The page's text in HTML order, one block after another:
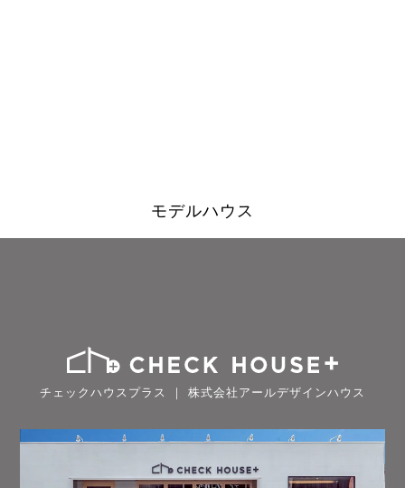
モデルハウス
チェックハウスプラス ｜ 株式会社アールデザインハウス